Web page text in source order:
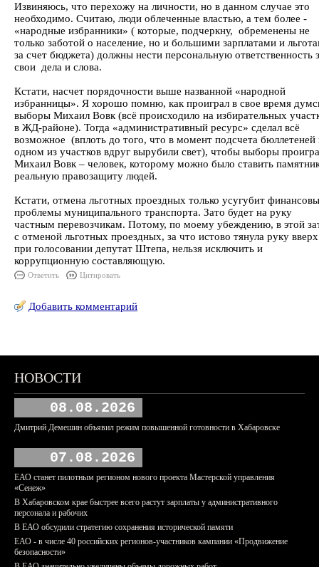
Извиняюсь, что перехожу на личности, но в данном случае это
необходимо. Считаю, люди облеченные властью, а тем более -
«народные избранники» ( которые, подчеркну, обременены не
только заботой о население, но и большими зарплатами и
за счет бюджета) должны нести персональную ответственность
свои дела и слова.
Кстати, насчет порядочности выше названной «народной
избранницы». Я хорошо помню, как проиграл в свое время
выборы Михаил Вовк (всё происходило на избирательных
в ЖД-районе). Тогда «административный ресурс» сделал всё
возможное (вплоть до того, что в момент подсчета бюллетеней
одном из участков вдруг вырубили свет), чтобы выборы
Михаил Вовк – человек, которому можно было ставить
реальную правозащиту людей.
Кстати, отмена льготных проездных только усугубит
проблемы муниципального транспорта. Зато будет на руку
частным перевозчикам. Потому, по моему убеждению, в этой
с отменой льготных проездных, за что истово тянула руку вверх
при голосовании депутат Штепа, нельзя исключить и
коррупционную составляющую.
Ответить Цитировать
Добавить комментарий
НОВОСТИ
08.08.2026
Дмитрий Демешин объявил режим повышенной готовности в Хабаровске
07.08.2026
ЕАО станет пилотным регионом нового проекта Мастерской управления
«Сенеж»
В Хабаровском крае быстрее всего растут зарплаты у административного
персонала и рабочих
В ЕАО обсудили стратегию сохранения исторической памяти
ЕАО - в числе 40 российских регионов-участников кампании «Продвижение
безопасности»